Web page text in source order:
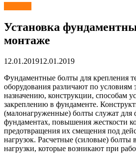
Установка
монтаже
12.01.201912.01.2019
Фундаментные болты для крепления
оборудования различают по условиям
назначению, конструкции, способам
закреплению в фундаменте.
(малонагруженные) болты служат
фундаментах, повышения жесткости
предотвращения их смещения под
нагрузок. Расчетные (силовые) болты
нагрузки, которые возникают при